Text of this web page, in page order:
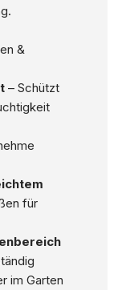
&
– Schützt
für
im Garten